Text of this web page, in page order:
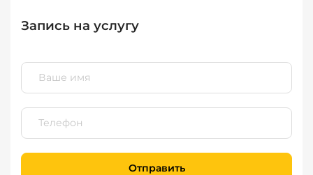
Запись на услугу
Отправить